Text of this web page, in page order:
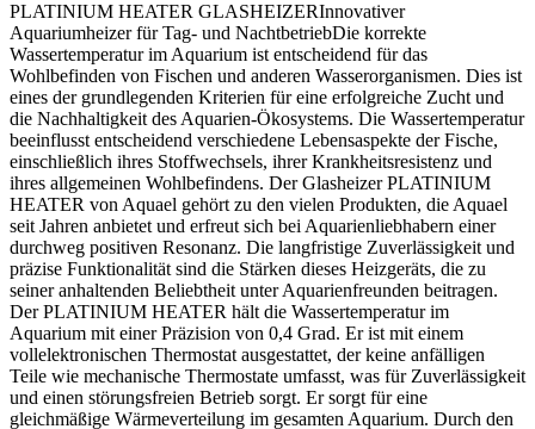
PLATINIUM HEATER GLASHEIZERInnovativer
Aquariumheizer für Tag- und NachtbetriebDie korrekte
Wassertemperatur im Aquarium ist entscheidend für das
Wohlbefinden von Fischen und anderen Wasserorganismen. Dies ist
eines der grundlegenden Kriterien für eine erfolgreiche Zucht und
die Nachhaltigkeit des Aquarien-Ökosystems. Die Wassertemperatur
beeinflusst entscheidend verschiedene Lebensaspekte der Fische,
einschließlich ihres Stoffwechsels, ihrer Krankheitsresistenz und
ihres allgemeinen Wohlbefindens. Der Glasheizer PLATINIUM
HEATER von Aquael gehört zu den vielen Produkten, die Aquael
seit Jahren anbietet und erfreut sich bei Aquarienliebhabern einer
durchweg positiven Resonanz. Die langfristige Zuverlässigkeit und
präzise Funktionalität sind die Stärken dieses Heizgeräts, die zu
seiner anhaltenden Beliebtheit unter Aquarienfreunden beitragen.
Der PLATINIUM HEATER hält die Wassertemperatur im
Aquarium mit einer Präzision von 0,4 Grad. Er ist mit einem
vollelektronischen Thermostat ausgestattet, der keine anfälligen
Teile wie mechanische Thermostate umfasst, was für Zuverlässigkeit
und einen störungsfreien Betrieb sorgt. Er sorgt für eine
gleichmäßige Wärmeverteilung im gesamten Aquarium. Durch den